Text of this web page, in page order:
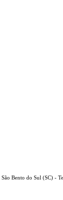
Bento do Sul (SC) -